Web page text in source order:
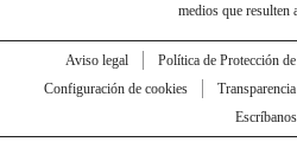
medios que resulten
Aviso legal Política de Protección
Configuración de cookies
Transparencia
Escríbanos